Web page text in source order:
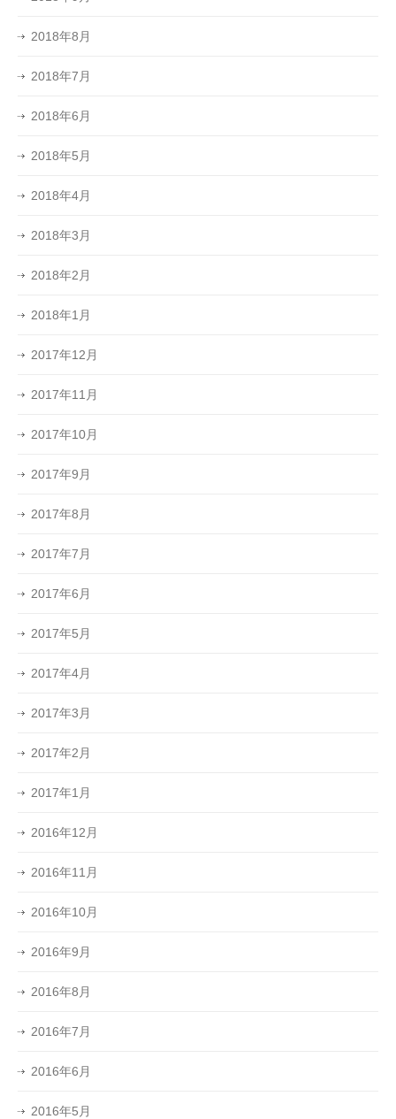
2018年8月
2018年7月
2018年6月
2018年5月
2018年4月
2018年3月
2018年2月
2018年1月
2017年12月
2017年11月
2017年10月
2017年9月
2017年8月
2017年7月
2017年6月
2017年5月
2017年4月
2017年3月
2017年2月
2017年1月
2016年12月
2016年11月
2016年10月
2016年9月
2016年8月
2016年7月
2016年6月
2016年5月